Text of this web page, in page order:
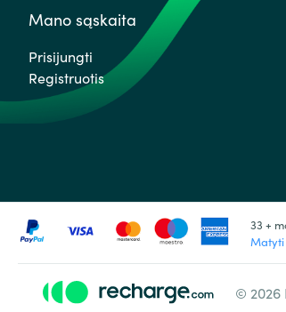
Mano sąskaita
Prisijungti
Registruotis
33 +
Matyti
© 2026